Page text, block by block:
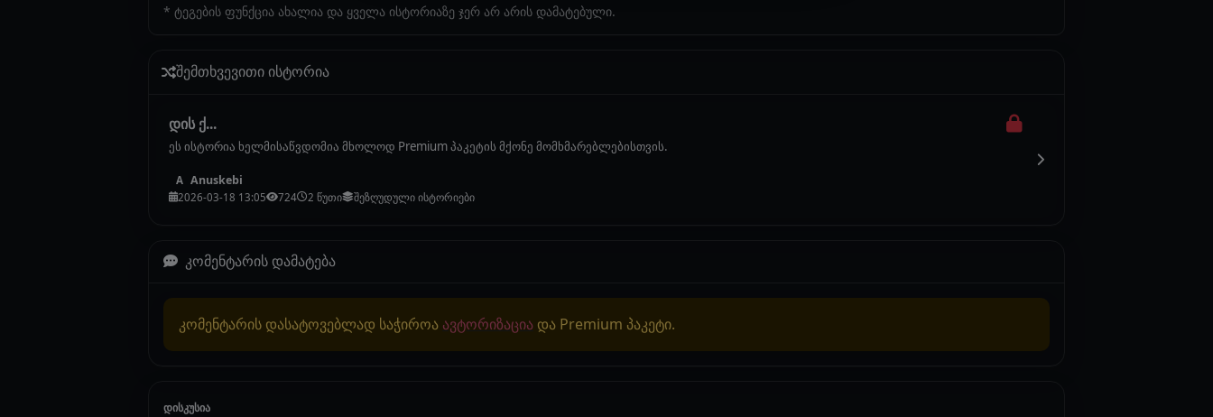
* ტეგების ფუნქცია ახალია და ყველა ისტორიაზე ჯერ არ არის დამატებული.
შემთხვევითი ისტორია
დის ქ...
ეს ისტორია ხელმისაწვდომია მხოლოდ Premium პაკეტის მქონე მომხმარებლებისთვის.
A Anuskebi
2026-03-18 13:05 724 2 წუთი შეზღუდული ისტორიები
კომენტარის დამატება
კომენტარის დასატოვებლად საჭიროა ავტორიზაცია და Premium პაკეტი.
დისკუსია